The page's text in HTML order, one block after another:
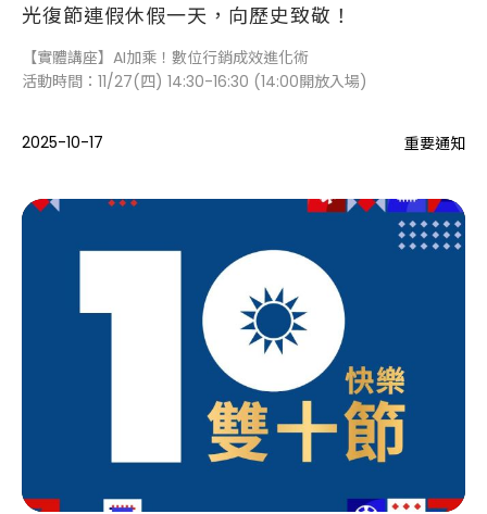
光復節連假休假一天，向歷史致敬！
【實體講座】AI加乘！數位行銷成效進化術
活動時間：11/27(四) 14:30-16:30 (14:00開放入場)
2025-10-17 重要通知